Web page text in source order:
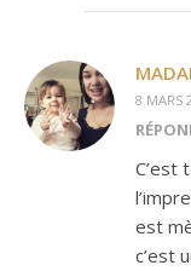
8 MARS
C’est
est
c’est